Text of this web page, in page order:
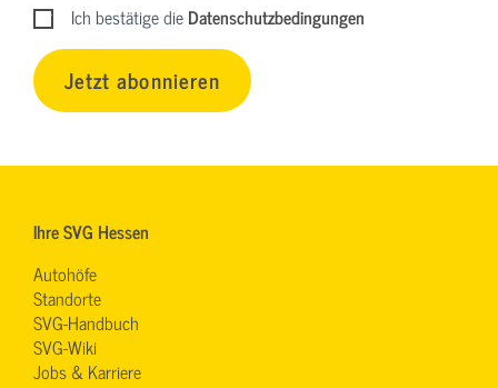
Ich bestätige dieDatenschutzbedingungen
Jetzt abonnieren
Ihre SVG Hessen
Autohöfe
Standorte
SVG-Handbuch
SVG-Wiki
Jobs & Karriere